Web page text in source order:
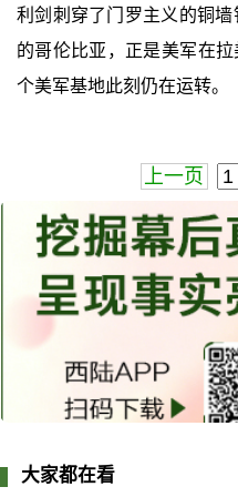
利剑刺穿了门罗主义的铜墙
的哥伦比亚，正是美军在
个美军基地此刻仍在运转。
上一页
大家都在看